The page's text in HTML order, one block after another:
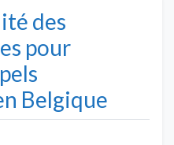
des
pour
Belgique